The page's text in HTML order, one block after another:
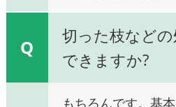
Q
切った枝など
できますか?
もちろんです。基